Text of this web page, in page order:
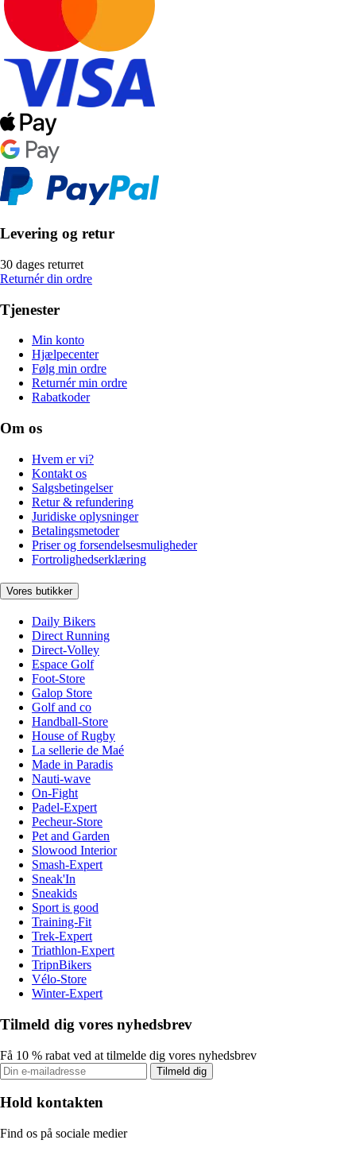
Levering og retur
30 dages returret
Returnér din ordre
Tjenester
Min konto
Hjælpecenter
Følg min ordre
Returnér min ordre
Rabatkoder
Om os
Hvem er vi?
Kontakt os
Salgsbetingelser
Retur & refundering
Juridiske oplysninger
Betalingsmetoder
Priser og forsendelsesmuligheder
Fortrolighedserklæring
Vores butikker
Daily Bikers
Direct Running
Direct-Volley
Espace Golf
Foot-Store
Galop Store
Golf and co
Handball-Store
House of Rugby
La sellerie de Maé
Made in Paradis
Nauti-wave
On-Fight
Padel-Expert
Pecheur-Store
Pet and Garden
Slowood Interior
Smash-Expert
Sneak'In
Sneakids
Sport is good
Training-Fit
Trek-Expert
Triathlon-Expert
TripnBikers
Vélo-Store
Winter-Expert
Tilmeld dig vores nyhedsbrev
Få 10 % rabat ved at tilmelde dig vores nyhedsbrev
Tilmeld dig
Hold kontakten
Find os på sociale medier